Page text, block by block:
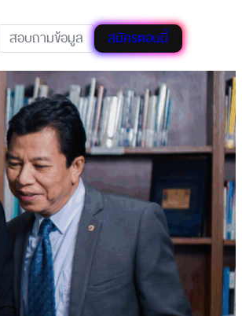
สอบถามข้อมูล สมัครตอนนี้